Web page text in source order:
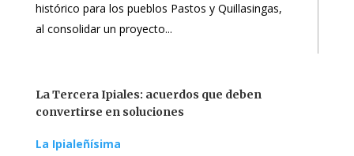
histórico para los pueblos Pastos y Quillasingas,
al consolidar un proyecto...
La Tercera Ipiales: acuerdos que deben
convertirse en soluciones
La Ipialeñísima